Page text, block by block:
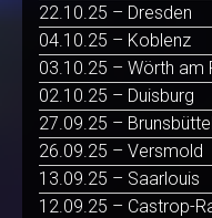
22.10.25 – Dresden
04.10.25 – Koblenz
03.10.25 – Wörth am
02.10.25 – Duisburg
27.09.25 – Brunsbüttel
26.09.25 – Versmold
13.09.25 – Saarlouis
12.09.25 – Castrop-